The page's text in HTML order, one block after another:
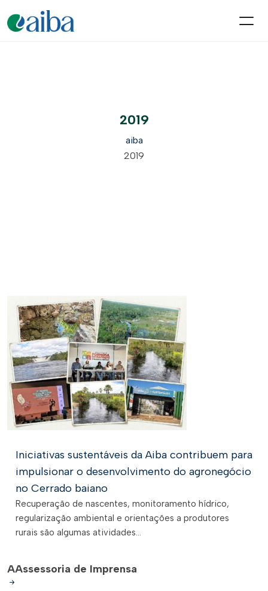
2019
aiba
2019
Iniciativas sustentáveis da Aiba contribuem para
impulsionar o desenvolvimento do agronegócio
no Cerrado baiano
Recuperação de nascentes, monitoramento hídrico,
regularização ambiental e orientações a produtores
rurais são algumas atividades...
AAssessoria de Imprensa